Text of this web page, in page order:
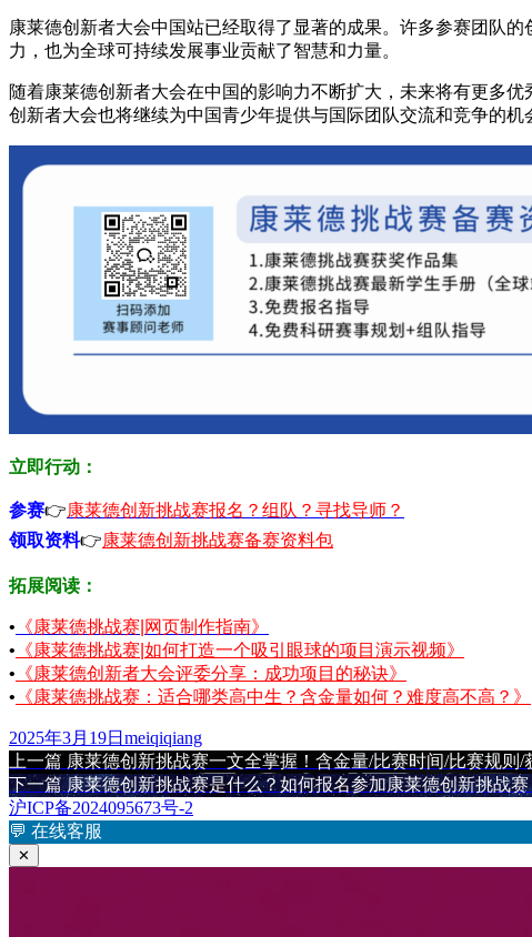
康莱德创新者大会中国站已经取得了显著的成果。许多参赛团队
力，也为全球可持续发展事业贡献了智慧和力量。
随着康莱德创新者大会在中国的影响力不断扩大，未来将有更多
创新者大会也将继续为中国青少年提供与国际团队交流和竞争的机
立即行动：
参赛👉康莱德创新挑战赛报名？组队？寻找导师？
领取资料👉康莱德创新挑战赛备赛资料包
拓展阅读：
• 《康莱德挑战赛|网页制作指南》
• 《康莱德挑战赛|如何打造一个吸引眼球的项目演示视频》
• 《康莱德创新者大会评委分享：成功项目的秘诀》
• 《康莱德挑战赛：适合哪类高中生？含金量如何？难度高不高？》
发
布
于
2025年3月19日 作
者
meiqiqiang
文
章
导
航
上一篇 上
篇
文
章：
康莱德创新挑战赛一文全掌握！含金量/比赛时间/比赛规则/
下一篇 下
篇
文
康莱德创新挑战赛是什么？如何报名参加康莱德创新挑战赛
沪ICP备2024095673号-2
💬 在线客服
✕